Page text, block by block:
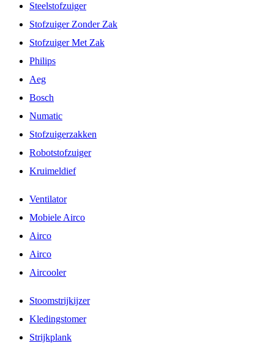
Steelstofzuiger
Stofzuiger Zonder Zak
Stofzuiger Met Zak
Philips
Aeg
Bosch
Numatic
Stofzuigerzakken
Robotstofzuiger
Kruimeldief
Ventilator
Mobiele Airco
Airco
Airco
Aircooler
Stoomstrijkijzer
Kledingstomer
Strijkplank